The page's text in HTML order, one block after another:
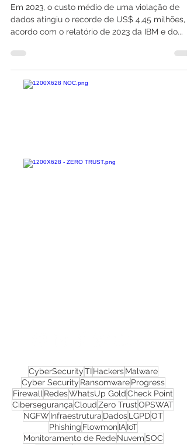
Estratégias
Em 2023, o custo médio de uma violação de
acordo com o relatório de 2023 da IBM e do...
CyberSecurityTIHackersMalware
Cyber SecurityRansomwareProgress
FirewallRedesWhatsUp Gold Check Point
CibersegurançaCloudZero Trust
NGFWInfraestruturaDadosLGPDOT